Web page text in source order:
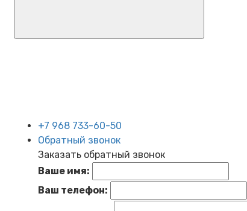
+7 968 733-60-50
Обратный звонок
Заказать обратный звонок
Ваше имя:
Ваш телефон: